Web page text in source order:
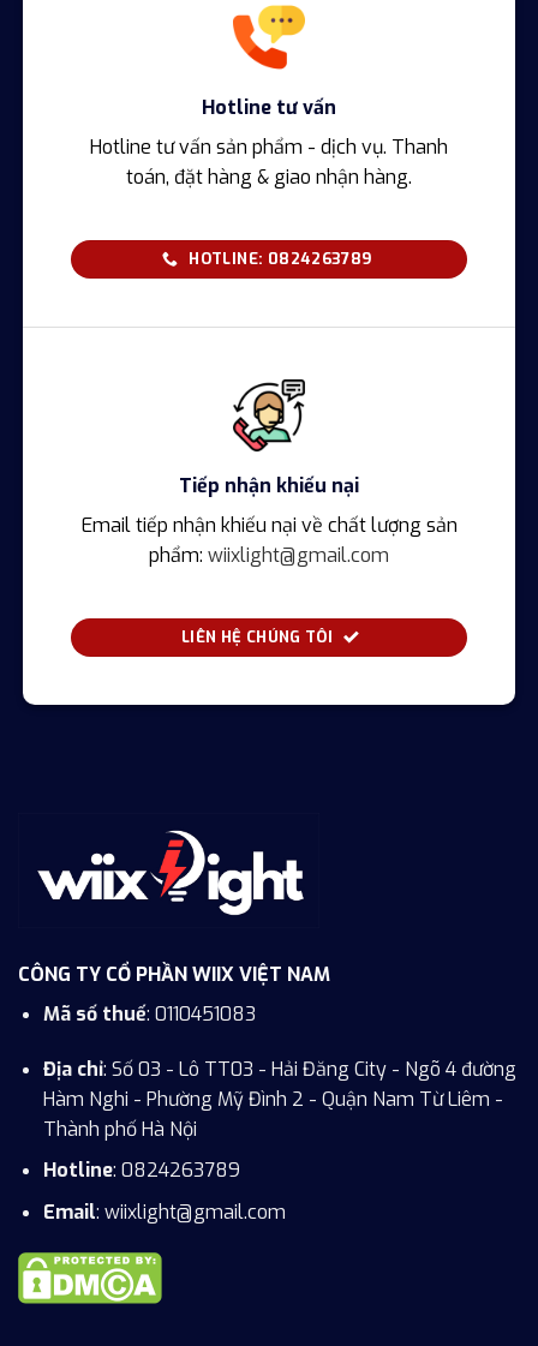
Hotline tư vấn
Hotline tư vấn sản phẩm - dịch vụ. Thanh
toán, đặt hàng & giao nhận hàng.
HOTLINE: 0824263789
Tiếp nhận khiếu nại
Email tiếp nhận khiếu nại về chất lượng sản
phẩm: wiixlight@gmail.com
LIÊN HỆ CHÚNG TÔI
CÔNG TY CỔ PHẦN WIIX VIỆT NAM
Mã số thuế: 0110451083
Địa chỉ: Số 03 - Lô TT03 - Hải Đăng City - Ngõ 4 đường
Hàm Nghi - Phường Mỹ Đình 2 - Quận Nam Từ Liêm -
Thành phố Hà Nội
Hotline: 0824263789
Email: wiixlight@gmail.com